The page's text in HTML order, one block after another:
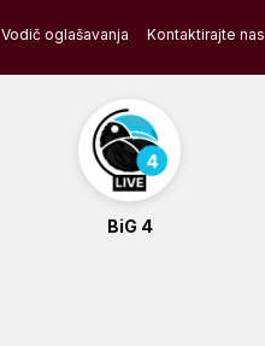
Vodič oglašavanja Kontaktirajte nas
BiG 4